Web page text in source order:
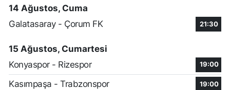
14 Ağustos, Cuma
Galatasaray - Çorum FK
21:30
15 Ağustos, Cumartesi
Konyaspor - Rizespor
19:00
Kasımpaşa - Trabzonspor 19:00